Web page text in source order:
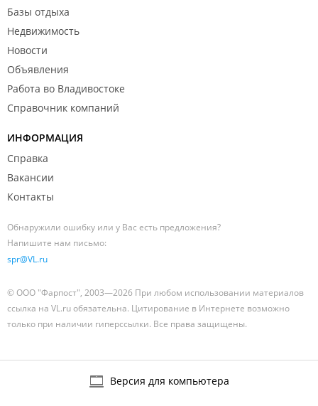
Базы отдыха
Недвижимость
Новости
Объявления
Работа во Владивостоке
Справочник компаний
ИНФОРМАЦИЯ
Справка
Вакансии
Контакты
Обнаружили ошибку или у Вас есть предложения?
Напишите нам письмо:
spr@VL.ru
© ООО "Фарпост", 2003—2026 При любом использовании материалов
ссылка на VL.ru обязательна. Цитирование в Интернете возможно
только при наличии гиперссылки. Все права защищены.
Версия для компьютера